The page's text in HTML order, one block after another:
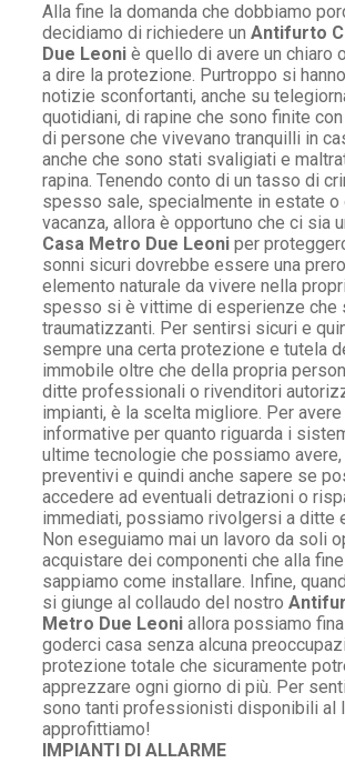
Alla fine la domanda che dobbiamo
decidiamo di richiedere un Antifurto
Due Leoni è quello di avere un chiaro
a dire la protezione. Purtroppo si
notizie sconfortanti, anche su
quotidiani, di rapine che sono finite
di persone che vivevano tranquilli in
anche che sono stati svaligiati e
rapina. Tenendo conto di un tasso di
spesso sale, specialmente in estate o
vacanza, allora è opportuno che ci sia
Casa Metro Due Leoni per
sonni sicuri dovrebbe essere una
elemento naturale da vivere nella
spesso si è vittime di esperienze che
traumatizzanti. Per sentirsi sicuri e
sempre una certa protezione e tutela
immobile oltre che della propria
ditte professionali o rivenditori
impianti, è la scelta migliore. Per
informative per quanto riguarda i
ultime tecnologie che possiamo
preventivi e quindi anche sapere se
accedere ad eventuali detrazioni o
immediati, possiamo rivolgersi a ditte
Non eseguiamo mai un lavoro da soli
acquistare dei componenti che alla
sappiamo come installare. Infine,
si giunge al collaudo del nostro
Metro Due Leoni allora possiamo
goderci casa senza alcuna
protezione totale che sicuramente
apprezzare ogni giorno di più. Per
sono tanti professionisti disponibili al
approfittiamo!
IMPIANTI DI ALLARME